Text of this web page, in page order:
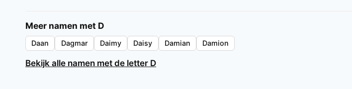
Meer namen met D
Daan Dagmar Daimy Daisy Damian Damion
Bekijk alle namen met de letter D